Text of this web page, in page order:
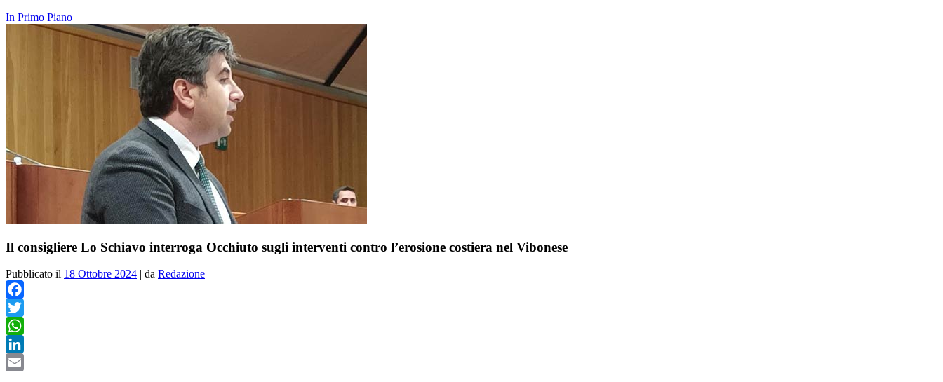
In Primo Piano
Il consigliere Lo Schiavo interroga Occhiuto sugli interventi contro l’erosione costiera nel Vibonese
Pubblicato il 18 Ottobre 2024 | da Redazione
Facebook
Twitter
WhatsApp
LinkedIn